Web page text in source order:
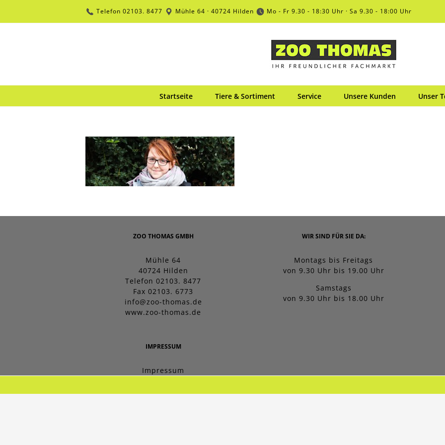
springen
Telefon 02103. 8477 Mühle 64 · 40724 Hilden Mo - Fr 9.30 - 18:30 Uhr · Sa 9.30 - 18:00 Uhr
Startseite Tiere & Sortiment Service Unsere Kunden Unser
ZOO THOMAS GMBH
Mühle 64
40724 Hilden
Telefon 02103. 8477
Fax 02103. 6773
info@zoo-thomas.de
www.zoo-thomas.de
IMPRESSUM
Impressum
WIR SIND FÜR SIE DA:
Montags bis Freitags
von 9.30 Uhr bis 19.00 Uhr
Samstags
von 9.30 Uhr bis 18.00 Uhr